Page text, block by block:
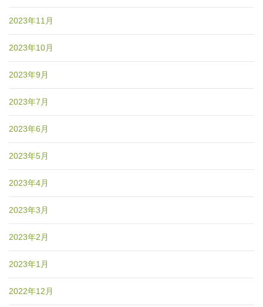
2023年11月
2023年10月
2023年9月
2023年7月
2023年6月
2023年5月
2023年4月
2023年3月
2023年2月
2023年1月
2022年12月